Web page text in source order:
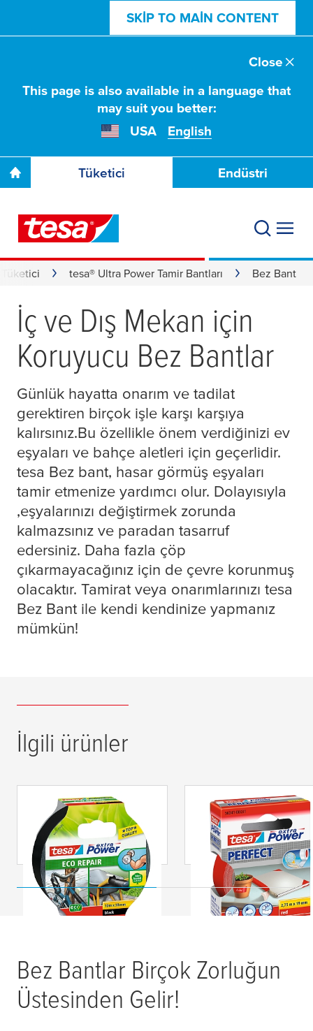
SKIP TO MAIN CONTENT
This page is also available in a language that
may suit you better:
USA
English
Close
Tüketici Endüstri
Tüketici tesa® Ultra Power Tamir Bantları Bez Bant
İç ve Dış Mekan için
Koruyucu Bez Bantlar
Günlük hayatta onarım ve tadilat
gerektiren birçok işle karşı karşıya
kalırsınız.Bu özellikle önem verdiğinizi ev
eşyaları ve bahçe aletleri için geçerlidir.
tesa Bez bant, hasar görmüş eşyaları
tamir etmenize yardımcı olur. Dolayısıyla
,eşyalarınızı değiştirmek zorunda
kalmazsınız ve paradan tasarruf
edersiniz. Daha fazla çöp
çıkarmayacağınız için de çevre korunmuş
olacaktır. Tamirat veya onarımlarınızı tesa
Bez Bant ile kendi kendinize yapmanız
mümkün!
İlgili ürünler
tesa® extra Power
Extra Power Eco Tamir
tesa® extra Power
Kusursuz
Bez Bantlar Birçok Zorluğun
Üstesinden Gelir!